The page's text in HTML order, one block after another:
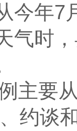
今年7
气时
主要
约谈